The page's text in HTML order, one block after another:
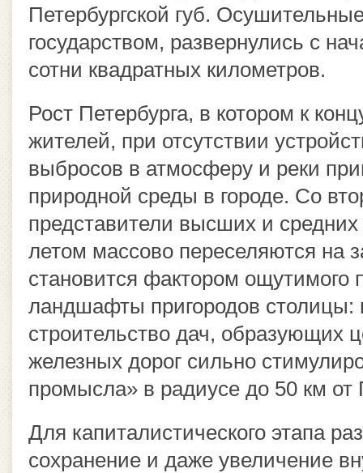
Петербургской губ.
государством, развернулись с
сотни квадратных километров.
Рост Петербурга, в котором к
жителей, при отсутствии
выбросов в атмосферу и реки
природной среды в городе. Со
представители высших и средних
летом массово переселяются на
становится фактором ощутимого
ландшафты пригородов столицы:
строительство дач, образующих
железных дорог сильно
промысла» в радиусе до 50 км от
Для капиталистического этапа
сохранение и даже увеличение